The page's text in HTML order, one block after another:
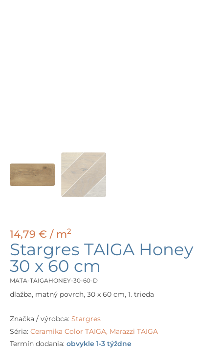
14,79 € / m2
Stargres TAIGA Honey
30 x 60 cm
MATA-TAIGAHONEY-30-60-D
dlažba, matný povrch, 30 x 60 cm, 1. trieda
Značka / výrobca: Stargres
Séria: Ceramika Color TAIGA, Marazzi TAIGA
Termín dodania: obvykle 1-3 týždne